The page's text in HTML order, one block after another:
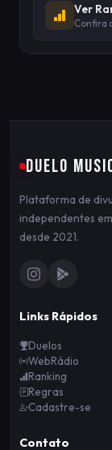
Ver
Confira
DUELO
Plataforma de
independentes
desde 2021.
Links Rápidos
Duelos
WebRádio
Ranking
Regras
Cadastre-se
Contato